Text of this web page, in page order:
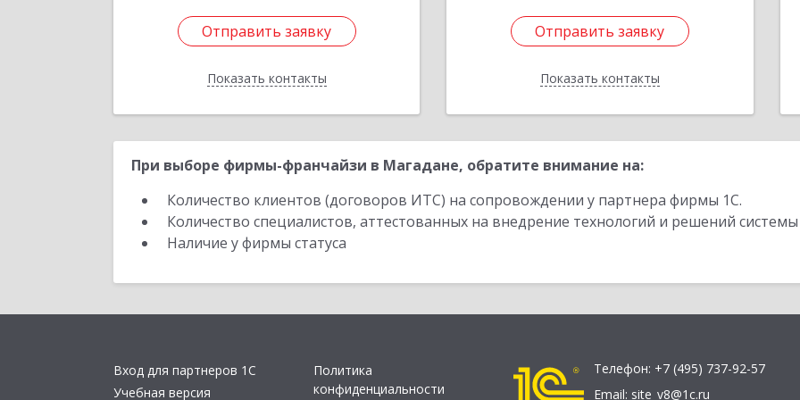
Отправить заявку
Показать контакты
Отправить заявку
Назад
Отправить заявку
Показать контакты
Отправить заявку
Назад
При выборе фирмы-франчайзи в Магадане, обратите внимание на:
Количество клиентов (договоров ИТС) на сопровождении у партнера фирмы 1С.
Количество специалистов, аттестованных на внедрение технологий и решений
Наличие у фирмы статуса
Вход для партнеров 1С
Учебная версия
Политика
конфиденциальности
Телефон: +7 (495) 737-92-57
Email: site_v8@1c.ru